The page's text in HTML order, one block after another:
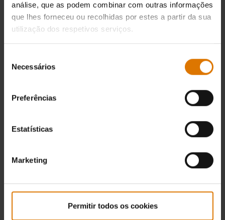
análise, que as podem combinar com outras informações
que lhes forneceu ou recolhidas por estes a partir da sua
utilização dos respetivos serviços.
Necessários
Preferências
Estatísticas
Marketing
Permitir todos os cookies